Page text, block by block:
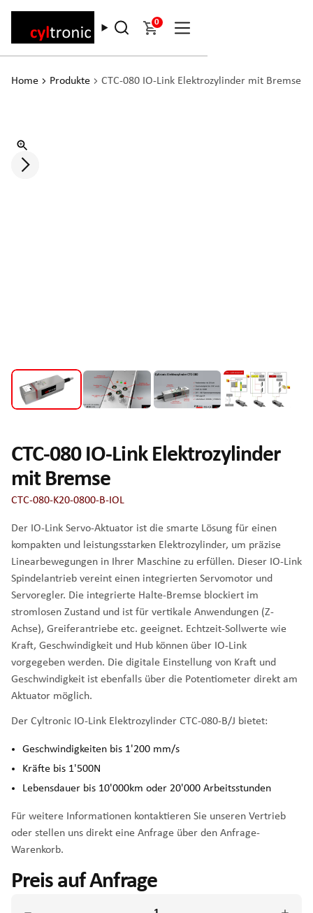
0
Home Produkte CTC-080 IO-Link Elektrozylinder mit Bremse
CTC-080 IO-Link Elektrozylinder
mit Bremse
CTC-080-K20-0800-B-IOL
Der IO-Link Servo-Aktuator ist die smarte Lösung für einen
kompakten und leistungsstarken Elektrozylinder, um präzise
Linearbewegungen in Ihrer Maschine zu erfüllen. Dieser IO-Link
Spindelantrieb vereint einen integrierten Servomotor und
Servoregler. Die integrierte Halte-Bremse blockiert im
stromlosen Zustand und ist für vertikale Anwendungen (Z-
Achse), Greiferantriebe etc. geeignet. Echtzeit-Sollwerte wie
Kraft, Geschwindigkeit und Hub können über IO-Link
vorgegeben werden. Die digitale Einstellung von Kraft und
Geschwindigkeit ist ebenfalls über die Potentiometer direkt am
Aktuator möglich.
Der Cyltronic IO-Link Elektrozylinder CTC-080-B/J bietet:
Geschwindigkeiten bis 1'200 mm/s
Kräfte bis 1'500N
Lebensdauer bis 10'000km oder 20'000 Arbeitsstunden
Für weitere Informationen kontaktieren Sie unseren Vertrieb
oder stellen uns direkt eine Anfrage über den Anfrage-
Warenkorb.
Preis auf Anfrage